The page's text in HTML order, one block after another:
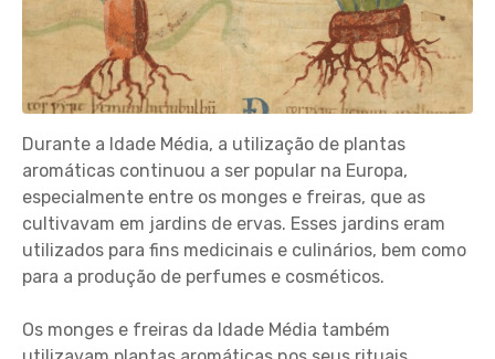
Durante a Idade Média, a utilização de plantas
aromáticas continuou a ser popular na Europa,
especialmente entre os monges e freiras, que as
cultivavam em jardins de ervas. Esses jardins eram
utilizados para fins medicinais e culinários, bem como
para a produção de perfumes e cosméticos.
Os monges e freiras da Idade Média também